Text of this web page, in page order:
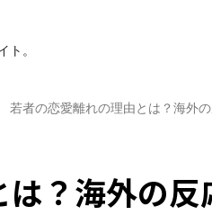
ト。
若者の恋愛離れの理由とは？海外
？海外の